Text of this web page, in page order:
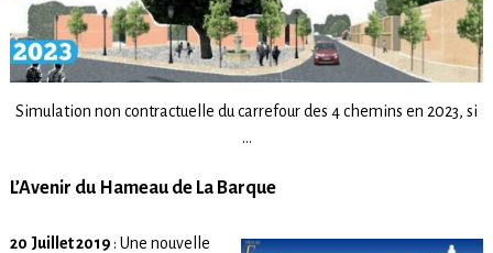
Simulation non contractuelle du carrefour des 4 chemins en 2023, si
…
L’Avenir du Hameau de La Barque
20 Juillet 2019 : Une nouvelle